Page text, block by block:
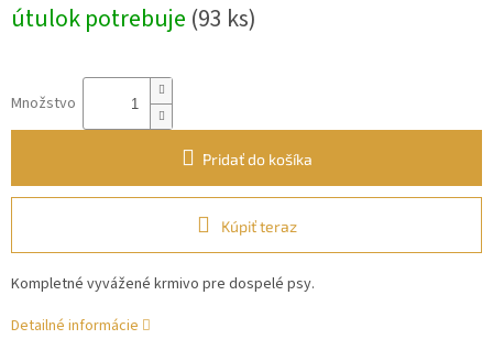
útulok potrebuje (93 ks)
Množstvo
Pridať do košíka
Kúpiť teraz
Kompletné vyvážené krmivo pre dospelé psy.
Detailné informácie